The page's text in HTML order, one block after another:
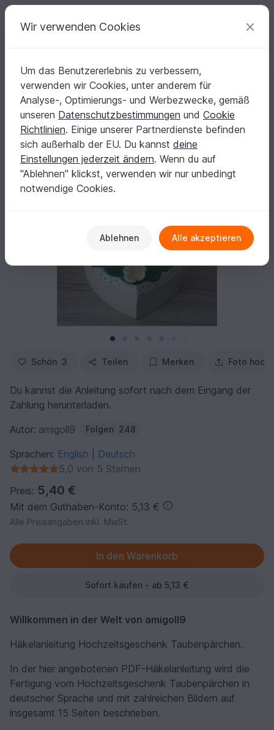
Deine kreativen Ideen
Deutsch | € (EUR) einloggen Kostenlos registrieren
Startseite Häkeln Amigurumi Vogelwelt
Häkelanleitung Hochzeitsgeschenk Taubenpärchen.
Häkelanleitung Hochzeitsgeschenk
Taubenpärchen.
Schön 3 Teilen Merken Foto
Du kannst die Anleitung sofort nach dem Eingang der
Zahlung herunterladen.
Autor: amigoll9 Folgen 248
Sprachen: English
Deutsch
5,0 von 5 Sternen
Preis: 5,40 €
Mit dem Guthaben-Konto: 5,13 €
Alle Preisangaben inkl. MwSt.
Sofort kaufen - ab 5,13 €
Willkommen in der Welt von amigoll9
Häkelanleitung Hochzeitsgeschenk Taubenpärchen.
In der hier angebotenen PDF-Häkelanleitung wird die
Fertigung vom Hochzeitsgeschenk Taubenpärchen in
deutscher Sprache und mit zahlreichen Bildern auf
insgesamt 15 Seiten beschrieben.
Wir verwenden Cookies
Um das Benutzererlebnis zu verbessern,
verwenden wir Cookies, unter anderem für
Analyse-, Optimierungs- und Werbezwecke, gemäß
unseren Datenschutzbestimmungen und Cookie
Richtlinien. Einige unserer Partnerdienste befinden
sich außerhalb der EU. Du kannst deine
Einstellungen jederzeit ändern. Wenn du auf
"Ablehnen" klickst, verwenden wir nur unbedingt
notwendige Cookies.
Ablehnen Alle akzeptieren